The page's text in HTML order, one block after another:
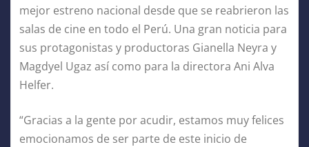
mejor estreno nacional desde que se reabrieron las
salas de cine en todo el Perú. Una gran noticia para
sus protagonistas y productoras Gianella Neyra y
Magdyel Ugaz así como para la directora Ani Alva
Helfer.
“Gracias a la gente por acudir, estamos muy felices
emocionamos de ser parte de este inicio de